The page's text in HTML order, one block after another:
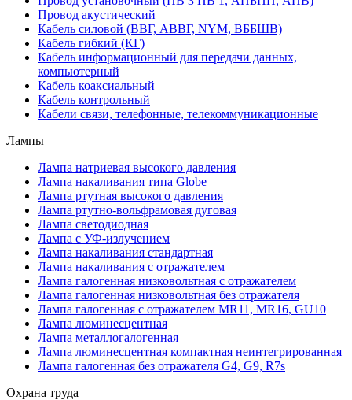
Провод акустический
Кабель силовой (ВВГ, АВВГ, NYM, ВББШВ)
Кабель гибкий (КГ)
Кабель информационный для передачи данных,
компьютерный
Кабель коаксиальный
Кабель контрольный
Кабели связи, телефонные, телекоммуникационные
Лампы
Лампа натриевая высокого давления
Лампа накаливания типа Globe
Лампа ртутная высокого давления
Лампа ртутно-вольфрамовая дуговая
Лампа светодиодная
Лампа с УФ-излучением
Лампа накаливания стандартная
Лампа накаливания с отражателем
Лампа галогенная низковольтная с отражателем
Лампа галогенная низковольтная без отражателя
Лампа галогенная с отражателем MR11, MR16, GU10
Лампа люминесцентная
Лампа металлогалогенная
Лампа люминесцентная компактная неинтегрированная
Лампа галогенная без отражателя G4, G9, R7s
Охрана труда